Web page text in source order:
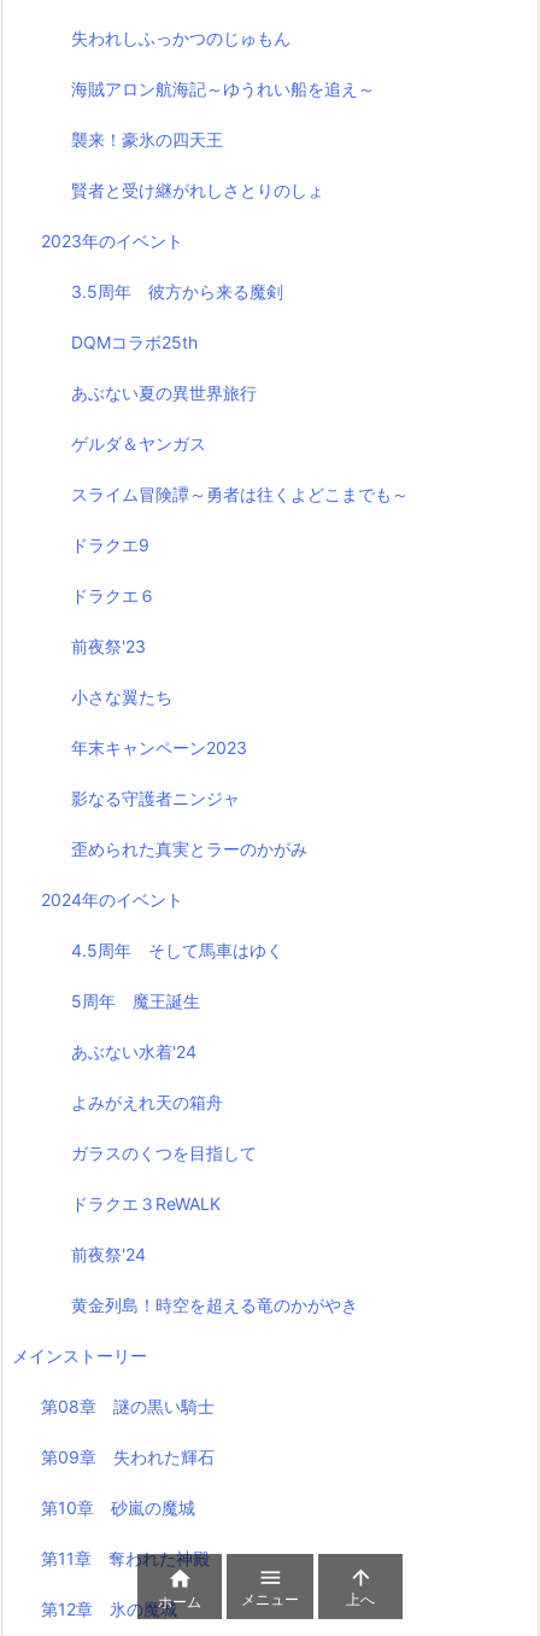
失われしふっかつのじゅもん
海賊アロン航海記～ゆうれい船を追え～
襲来！豪氷の四天王
賢者と受け継がれしさとりのしょ
2023年のイベント
3.5周年 彼方から来る魔剣
DQMコラボ25th
あぶない夏の異世界旅行
ゲルダ＆ヤンガス
スライム冒険譚～勇者は往くよどこまでも～
ドラクエ9
ドラクエ６
前夜祭'23
小さな翼たち
年末キャンペーン2023
影なる守護者ニンジャ
歪められた真実とラーのかがみ
2024年のイベント
4.5周年 そして馬車はゆく
5周年 魔王誕生
あぶない水着'24
よみがえれ天の箱舟
ガラスのくつを目指して
ドラクエ３ReWALK
前夜祭'24
黄金列島！時空を超える竜のかがやき
メインストーリー
第08章 謎の黒い騎士
第09章 失われた輝石
第10章 砂嵐の魔城
第11章 奪われた神殿
第12章 氷の魔城

ホーム

メニュー

上へ